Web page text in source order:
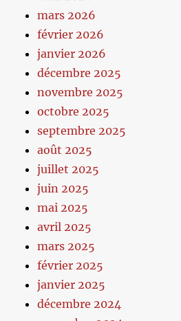
mars 2026
février 2026
janvier 2026
décembre 2025
novembre 2025
octobre 2025
septembre 2025
août 2025
juillet 2025
juin 2025
mai 2025
avril 2025
mars 2025
février 2025
janvier 2025
décembre 2024